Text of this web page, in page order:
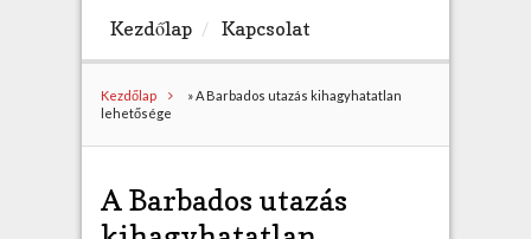
h
Kezdőlap Kapcsolat
Kezdőlap »A Barbados utazás kihagyhatatlan
lehetősége
A Barbados utazás